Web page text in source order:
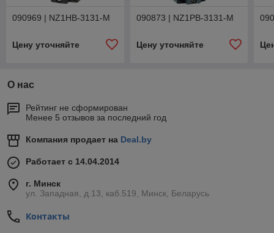
090969 | NZ1HB-3131-M
Цену уточняйте
090873 | NZ1PB-3131-M
Цену уточняйте
О нас
Рейтинг не сформирован
Менее 5 отзывов за последний год
Компания продает на Deal.by
Работает с 14.04.2014
г. Минск
ул. Западная, д.13, каб.519, Минск, Беларусь
Контакты